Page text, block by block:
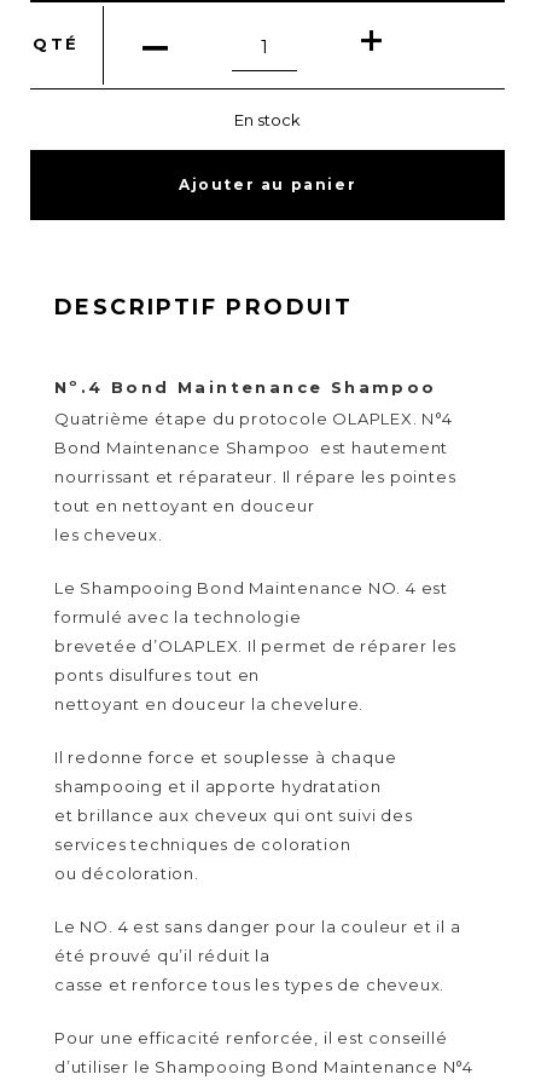
QTÉ
Olaplex
N°4
Bond
Maintenance
En stock
Ajouter au panier
DESCRIPTIF PRODUIT
Nº.4 Bond Maintenance Shampoo
Quatrième étape du protocole OLAPLEX. N°4
Bond Maintenance Shampoo est hautement
nourrissant et réparateur. Il répare les pointes
tout en nettoyant en douceur
les cheveux.
Le Shampooing Bond Maintenance NO. 4 est
formulé avec la technologie
brevetée d’OLAPLEX. Il permet de réparer les
ponts disulfures tout en
nettoyant en douceur la chevelure.
Il redonne force et souplesse à chaque
shampooing et il apporte hydratation
et brillance aux cheveux qui ont suivi des
services techniques de coloration
ou décoloration.
Le NO. 4 est sans danger pour la couleur et il a
été prouvé qu’il réduit la
casse et renforce tous les types de cheveux.
Pour une efficacité renforcée, il est conseillé
d’utiliser le Shampooing Bond Maintenance N°4